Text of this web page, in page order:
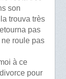
son
trouva très
pas
roule pas
à ce
pour